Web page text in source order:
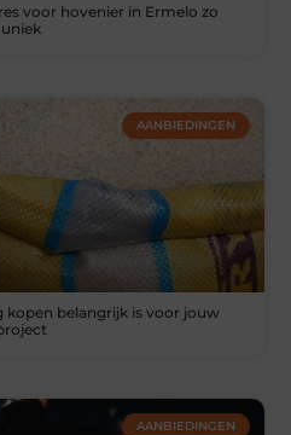
voor hovenier in Ermelo zo
uniek
AANBIEDINGEN
kopen belangrijk is voor jouw
AANBIEDINGEN